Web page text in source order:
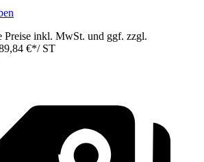
inkl. MwSt. und ggf. zzgl.
€*/ ST